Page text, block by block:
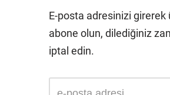
E-posta adresinizi girerek
abone olun, dilediğiniz
iptal edin.